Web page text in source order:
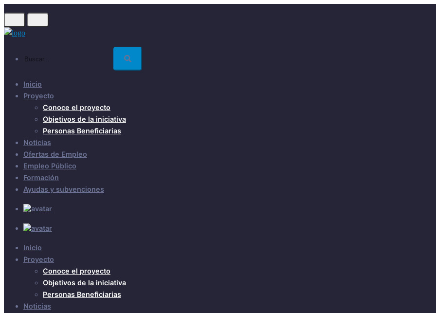
main
Inicio
Proyecto
Conoce el proyecto
Objetivos de la iniciativa
Personas Beneficiarias
Noticias
Ofertas de Empleo
Empleo Público
Formación
Ayudas y subvenciones
Inicio
Proyecto
Conoce el proyecto
Objetivos de la iniciativa
Personas Beneficiarias
Noticias